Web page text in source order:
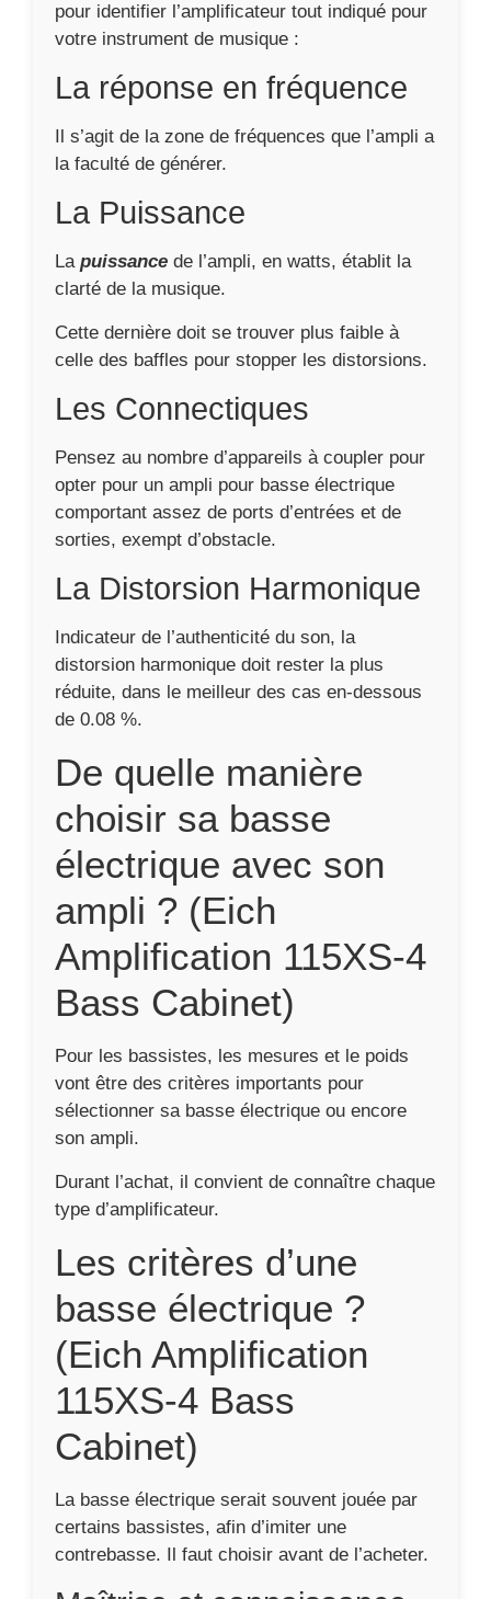
pour identifier l’amplificateur tout indiqué pour
votre instrument de musique :
La réponse en fréquence
Il s’agit de la zone de fréquences que l’ampli a
la faculté de générer.
La Puissance
La puissance de l’ampli, en watts, établit la
clarté de la musique.
Cette dernière doit se trouver plus faible à
celle des baffles pour stopper les distorsions.
Les Connectiques
Pensez au nombre d’appareils à coupler pour
opter pour un ampli pour basse électrique
comportant assez de ports d’entrées et de
sorties, exempt d’obstacle.
La Distorsion Harmonique
Indicateur de l’authenticité du son, la
distorsion harmonique doit rester la plus
réduite, dans le meilleur des cas en-dessous
de 0.08 %.
De quelle manière
choisir sa basse
électrique avec son
ampli ? (Eich
Amplification 115XS-4
Bass Cabinet)
Pour les bassistes, les mesures et le poids
vont être des critères importants pour
sélectionner sa basse électrique ou encore
son ampli.
Durant l’achat, il convient de connaître chaque
type d’amplificateur.
Les critères d’une
basse électrique ?
(Eich Amplification
115XS-4 Bass
Cabinet)
La basse électrique serait souvent jouée par
certains bassistes, afin d’imiter une
contrebasse. Il faut choisir avant de l’acheter.